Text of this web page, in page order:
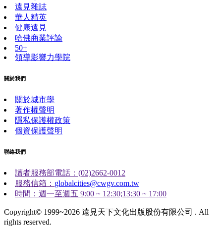
遠見雜誌
華人精英
健康遠見
哈佛商業評論
50+
領導影響力學院
關於我們
關於城市學
著作權聲明
隱私保護權政策
個資保護聲明
聯絡我們
讀者服務部電話：(02)2662-0012
服務信箱： globalcities@cwgv.com.tw
時間：週一至週五 9:00 ~ 12:30;13:30 ~ 17:00
Copyright© 1999~2026 遠見天下文化出版股份有限公司 . All
rights reserved.